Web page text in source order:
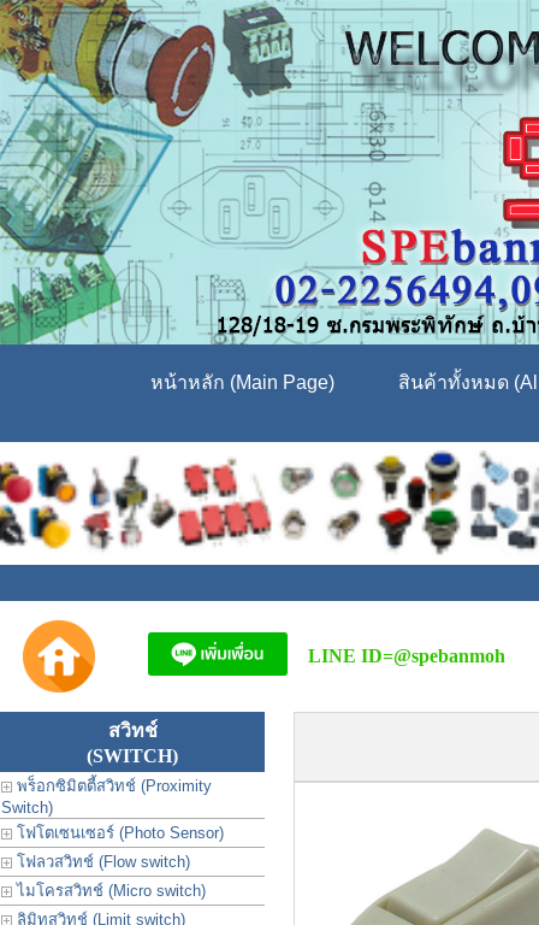
หน้าหลัก (Main Page) สินค้าทั้งหมด
LINE ID=@spebanmoh
สวิทช์
(SWITCH)
พร็อกซิมิตตี้สวิทช์ (Proximity
Switch)
โฟโตเซนเซอร์ (Photo Sensor)
โฟลวสวิทช์ (Flow switch)
ไมโครสวิทช์ (Micro switch)
ลิมิทสวิทช์ (Limit switch)